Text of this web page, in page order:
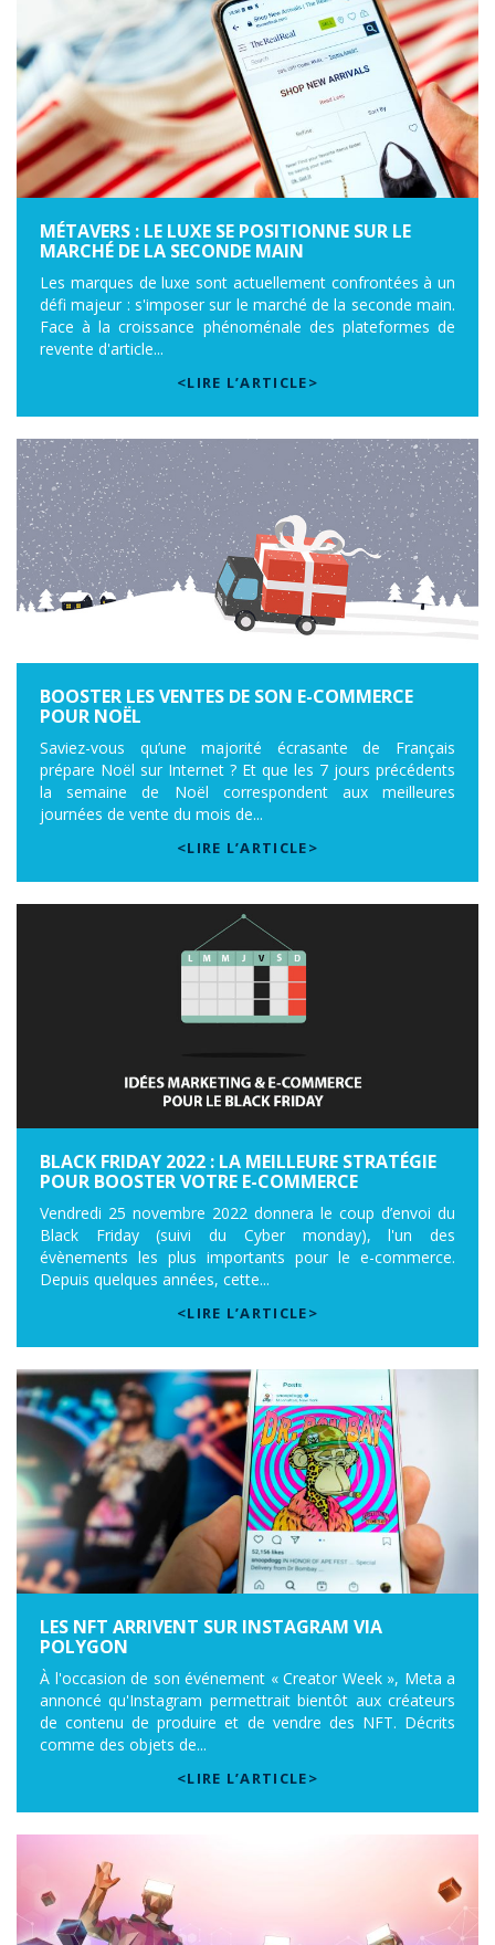
MÉTAVERS : LE LUXE SE POSITIONNE SUR LE
MARCHÉ DE LA SECONDE MAIN
Les marques de luxe sont actuellement confrontées à un
défi majeur : s'imposer sur le marché de la seconde main.
Face à la croissance phénoménale des plateformes de
revente d'article...
<LIRE L’ARTICLE>
BOOSTER LES VENTES DE SON E-COMMERCE
POUR NOËL
Saviez-vous qu’une majorité écrasante de Français
prépare Noël sur Internet ? Et que les 7 jours précédents
la semaine de Noël correspondent aux meilleures
journées de vente du mois de...
<LIRE L’ARTICLE>
BLACK FRIDAY 2022 : LA MEILLEURE STRATÉGIE
POUR BOOSTER VOTRE E-COMMERCE
Vendredi 25 novembre 2022 donnera le coup d’envoi du
Black Friday (suivi du Cyber monday), l'un des
évènements les plus importants pour le e-commerce.
Depuis quelques années, cette...
<LIRE L’ARTICLE>
LES NFT ARRIVENT SUR INSTAGRAM VIA
POLYGON
À l'occasion de son événement « Creator Week », Meta a
annoncé qu'Instagram permettrait bientôt aux créateurs
de contenu de produire et de vendre des NFT. Décrits
comme des objets de...
<LIRE L’ARTICLE>